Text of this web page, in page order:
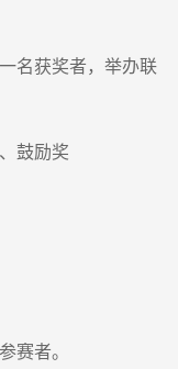
名获奖者，举办联
鼓励奖
赛者。